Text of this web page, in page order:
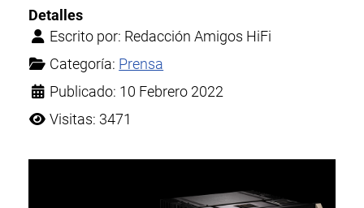
Detalles
Escrito por: Redacción Amigos HiFi
Categoría: Prensa
Publicado: 10 Febrero 2022
Visitas: 3471